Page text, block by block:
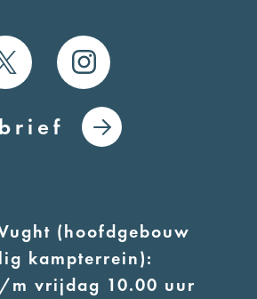
(hoofdgebouw
kampterrein):
m vrijdag 10.00 uur